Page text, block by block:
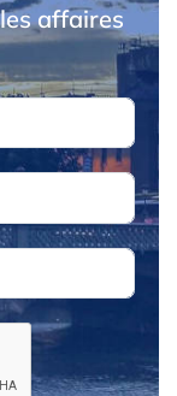
affaires